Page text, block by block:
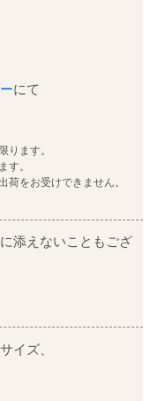
にて
ります。
す。
荷をお受けできません。
添えないこともござ
イズ、